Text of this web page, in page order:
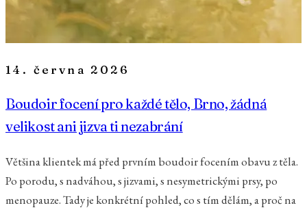
14. června 2026
Boudoir focení pro každé tělo, Brno, žádná
velikost ani jizva ti nezabrání
Většina klientek má před prvním boudoir focením obavu z těla.
Po porodu, s nadváhou, s jizvami, s nesymetrickými prsy, po
menopauze. Tady je konkrétní pohled, co s tím dělám, a proč na